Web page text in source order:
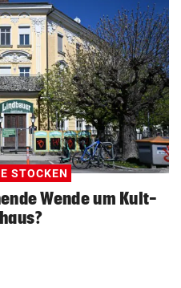
STOCKEN
Wende um Kult-